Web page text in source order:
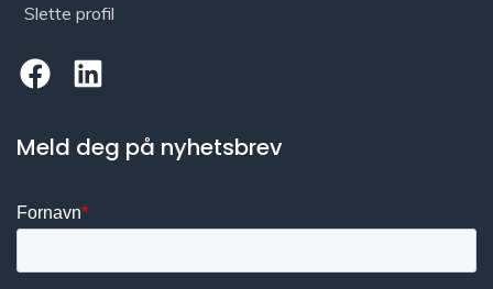
Slette profil
Meld deg på nyhetsbrev